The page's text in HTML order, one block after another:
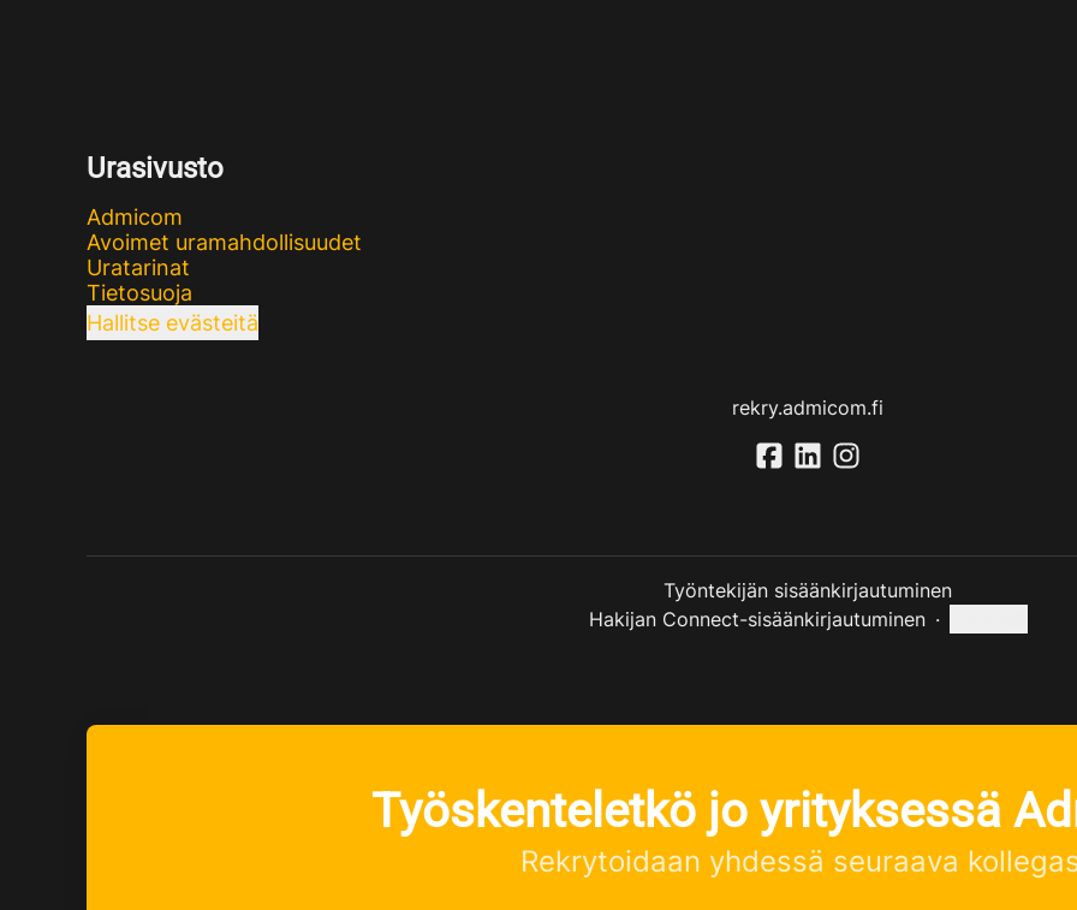
Urasivusto
Admicom
Avoimet uramahdollisuudet
Uratarinat
Tietosuoja
Hallitse evästeitä
rekry.admicom.fi
Työntekijän sisäänkirjautuminen
Hakijan Connect-sisäänkirjautuminen ·
Vaihda kieli
Työskenteletkö jo yrityksessä
Rekrytoidaan yhdessä seuraava